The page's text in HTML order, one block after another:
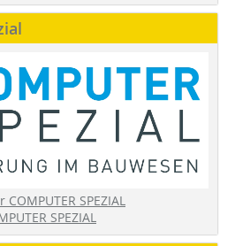
SPEZIAL
SPEZIAL